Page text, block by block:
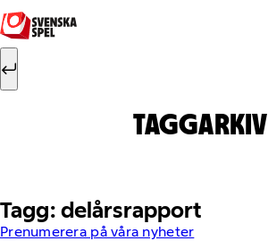
Hoppa till innehåll
Sök efter:
TAGGARKIV
Tagg: delårsrapport
Prenumerera på våra nyheter